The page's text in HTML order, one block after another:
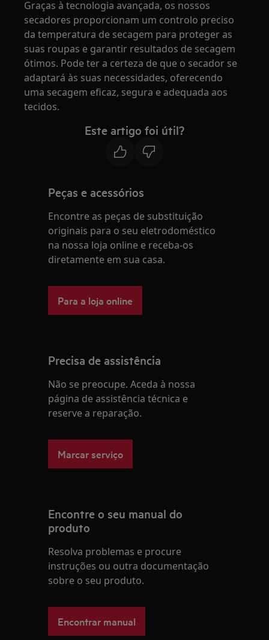
Graças à tecnologia avançada, os nossos
secadores proporcionam um controlo preciso
da temperatura de secagem para proteger as
suas roupas e garantir resultados de secagem
ótimos. Pode ter a certeza de que o secador se
adaptará às suas necessidades, oferecendo
uma secagem eficaz, segura e adequada aos
tecidos.
Este artigo foi útil?
Peças e acessórios
Encontre as peças de substituição
originais para o seu eletrodoméstico
na nossa loja online e receba-os
diretamente em sua casa.
Para a loja online
Precisa de assistência
Não se preocupe. Aceda à nossa
página de assistência técnica e
reserve a reparação.
Marcar serviço
Encontre o seu manual do
produto
Resolva problemas e procure
instruções ou outra documentação
sobre o seu produto.
Encontrar manual